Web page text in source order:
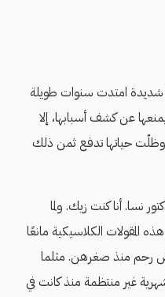
شديدة امتدت سنوات طويلة
يتجاوز 27 عامًا، لم يمنعها عن كشف أسبابها، إلا
حياتها تدفع ثمن ذلك
نسا. أنا كنت زيك. ولما
الكلاسيكية مانعًا
رحم منذ صغرهن. مثلما
غير منتظمة منذ كانت في